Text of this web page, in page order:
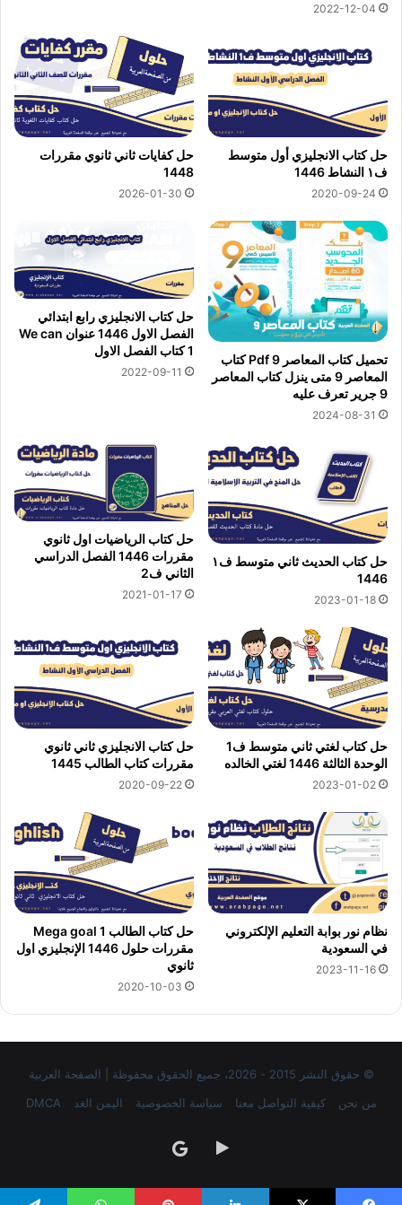
2022-12-04
حل كتاب الانجليزي أول متوسط
ف١ النشاط 1446
2020-09-24
حل كفايات ثاني ثانوي مقررات
1448
2026-01-30
تحميل كتاب المعاصر 9 Pdf كتاب
المعاصر 9 متى ينزل كتاب المعاصر
9 جرير تعرف عليه
2024-08-31
حل كتاب الانجليزي رابع ابتدائي
الفصل الاول 1446 عنوان We can
1 كتاب الفصل الاول
2022-09-11
حل كتاب الحديث ثاني متوسط ف١
1446
2023-01-18
حل كتاب الرياضيات اول ثانوي
مقررات 1446 الفصل الدراسي
الثاني ف2
2021-01-17
حل كتاب لغتي ثاني متوسط ف1
الوحدة الثالثة 1446 لغتي الخالده
2023-01-02
حل كتاب الانجليزي ثاني ثانوي
مقررات كتاب الطالب 1445
2020-09-22
نظام نور بوابة التعليم الإلكتروني
في السعودية
2023-11-16
حل كتاب الطالب Mega goal 1
مقررات حلول 1446 الإنجليزي اول
ثانوي
2020-10-03
© حقوق النشر 2015 - 2026، جميع الحقوق محفوظة | الصفحة العربية
من نحن
كيفية التواصل معنا سياسة الخصوصية اليمن الغد DMCA
‏Google
Play
google
news